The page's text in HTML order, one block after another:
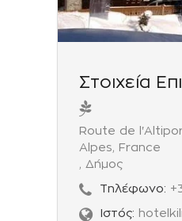
Στοιχεία
Route de
Alpes, France
, Δήμος
Τηλέφωνο:
Ιστός: